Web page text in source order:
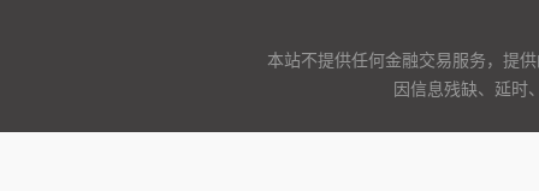
本站不提供任何金融交易服务，提
因信息残缺、延时